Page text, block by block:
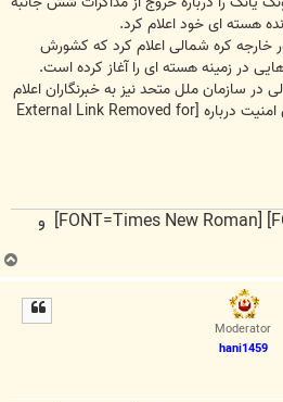
هسته ای خود اعلام کرد.
خارجه کره شمالی اعلام کرد که کشورش
در زمینه هسته ای را آغاز کرده است.
در سازمان ملل متحد نیز به خبرنگاران اعلام
درباره [External Link Removed for
[FONT=Times New Roman] [FONT=Times New Roman] و
Moderator
hani1459